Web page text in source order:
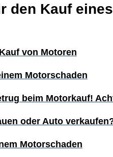
den Kauf
von Motoren
Motorschaden
beim Motorkauf!
oder Auto
Motorschaden